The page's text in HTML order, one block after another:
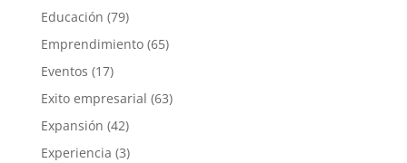
Educación (79)
Emprendimiento(65)
Eventos (17)
Exito empresarial (63)
Expansión (42)
Experiencia (3)